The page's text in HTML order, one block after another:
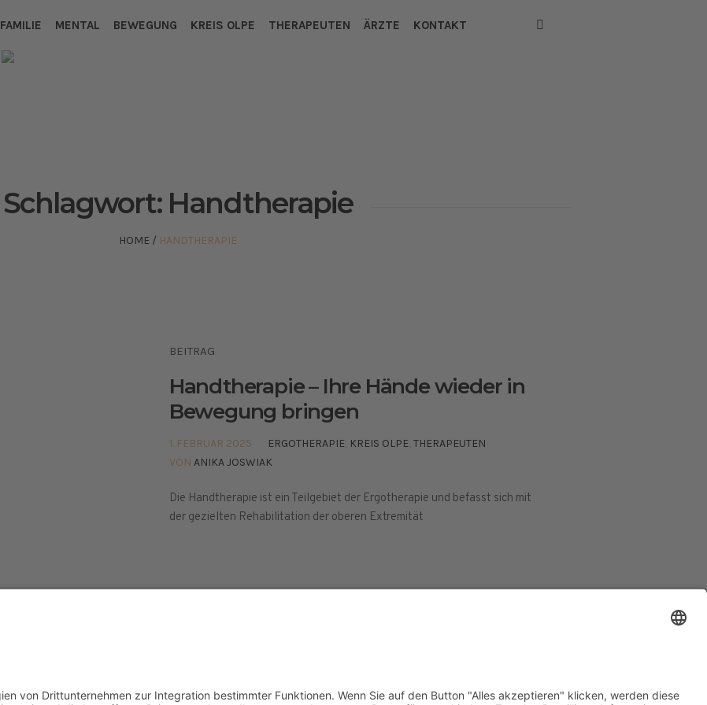
FAMILIE MENTAL BEWEGUNG KREIS OLPE THERAPEUTEN ÄRZTE KONTAKT
Schlagwort: Handtherapie
HOME / HANDTHERAPIE
BEITRAG
Handtherapie – Ihre Hände wieder in
Bewegung bringen
1. FEBRUAR 2025 ERGOTHERAPIE, KREIS OLPE,THERAPEUTEN
VON ANIKA JOSWIAK
Die Handtherapie ist ein Teilgebiet der Ergotherapie und befasst sich mit
der gezielten Rehabilitation der oberen Extremität